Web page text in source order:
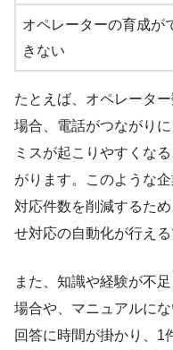
オペレーターの育成が
きない
たとえば、オペレータ
場合、電話がつながり
ミスが起こりやすくな
がります。このような
対応件数を削減するた
せ対応の自動化が行え
また、知識や経験が不
場合や、マニュアルに
回答に時間が掛かり、1